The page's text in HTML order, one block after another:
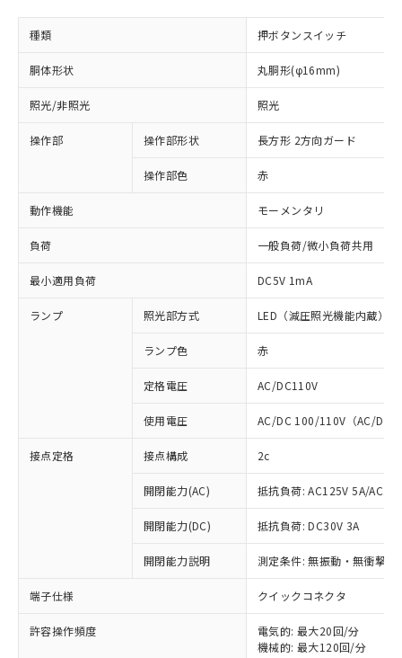
種類 押ボタンスイッチ
胴体形状 丸胴形(φ16mm)
照光/非照光 照光
操作部 操作部形状 長方形 2方向ガード
操作部色 赤
動作機能 モーメンタリ
負荷 一般負荷/微小負荷共用
最小適用負荷 DC5V 1mA
ランプ 照光部方式 LED（減圧照光機能内蔵）
ランプ色 赤
定格電圧 AC/DC110V
使用電圧 AC/DC 100/110V（AC/DC
接点定格 接点構成 2c
開閉能力(AC) 抵抗負荷: AC125V 5A/
開閉能力(DC) 抵抗負荷: DC30V 3A
開閉能力説明 測定条件: 無振動・無衝撃
端子仕様 クイックコネクタ
許容操作頻度
電気的: 最大20回/分
機械的: 最大120回/分
※1 対応状況
対応済み：EU RoHS指令（10物質）の
非含有に対応した製品が提供可能な商品で